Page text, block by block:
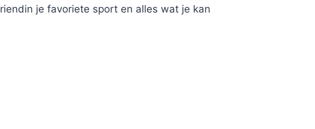
je favoriete sport en alles wat je kan